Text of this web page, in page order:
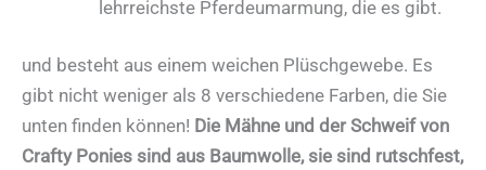
lehrreichste Pferdeumarmung, die es gibt.
und besteht aus einem weichen Plüschgewebe. Es
gibt nicht weniger als 8 verschiedene Farben, die Sie
unten finden können! Die Mähne und der Schweif von
Crafty Ponies sind aus Baumwolle, sie sind rutschfest,